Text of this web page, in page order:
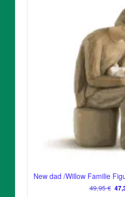
New dad /Willow Familie
49,95€